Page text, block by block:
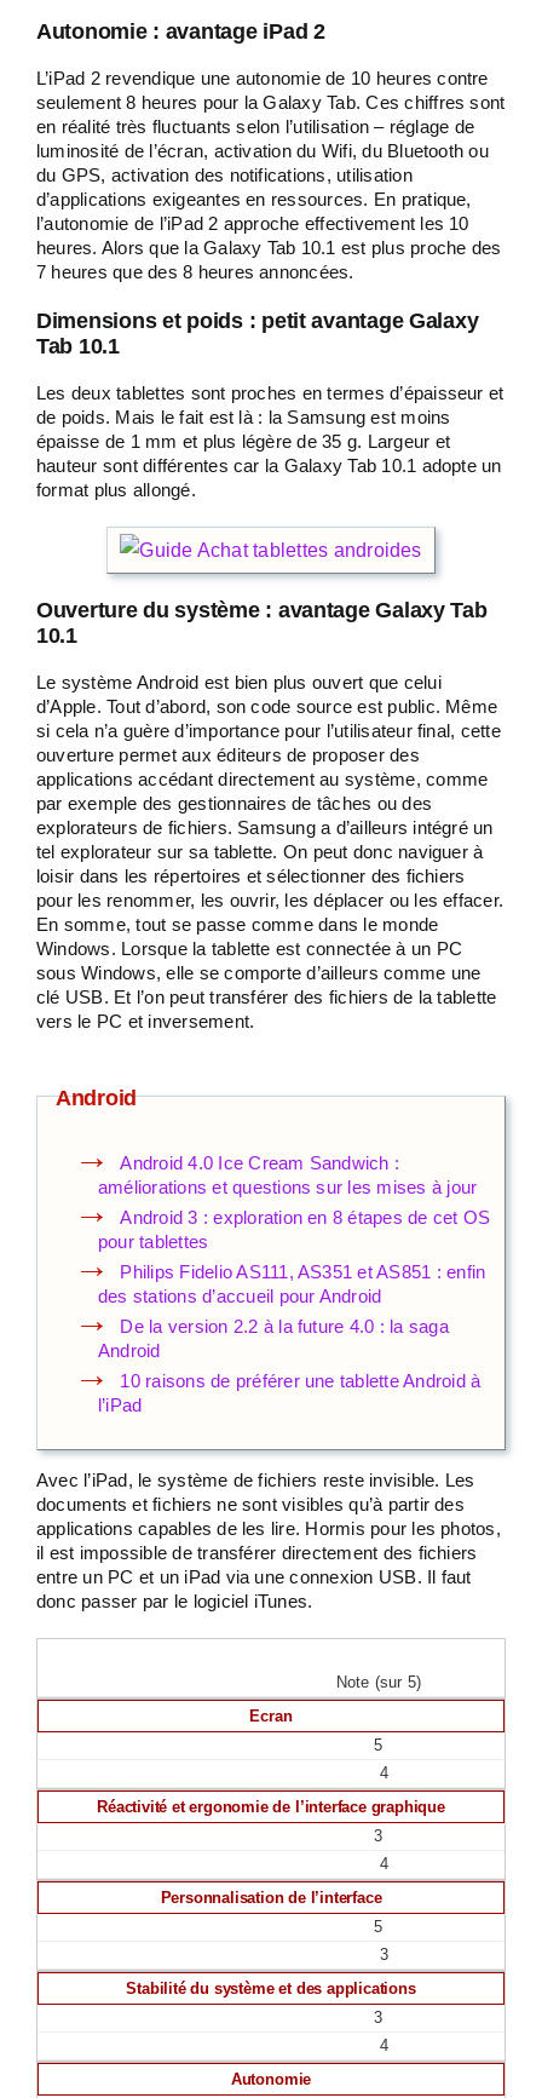
Autonomie : avantage iPad 2
L’iPad 2 revendique une autonomie de 10 heures contre
seulement 8 heures pour la Galaxy Tab. Ces chiffres sont
en réalité très fluctuants selon l’utilisation – réglage de
luminosité de l’écran, activation du Wifi, du Bluetooth ou
du GPS, activation des notifications, utilisation
d’applications exigeantes en ressources. En pratique,
l’autonomie de l’iPad 2 approche effectivement les 10
heures. Alors que la Galaxy Tab 10.1 est plus proche des
7 heures que des 8 heures annoncées.
Dimensions et poids : petit avantage Galaxy
Tab 10.1
Les deux tablettes sont proches en termes d’épaisseur et
de poids. Mais le fait est là : la Samsung est moins
épaisse de 1 mm et plus légère de 35 g. Largeur et
hauteur sont différentes car la Galaxy Tab 10.1 adopte un
format plus allongé.
Ouverture du système : avantage Galaxy Tab
10.1
Le système Android est bien plus ouvert que celui
d’Apple. Tout d’abord, son code source est public. Même
si cela n’a guère d’importance pour l’utilisateur final, cette
ouverture permet aux éditeurs de proposer des
applications accédant directement au système, comme
par exemple des gestionnaires de tâches ou des
explorateurs de fichiers. Samsung a d’ailleurs intégré un
tel explorateur sur sa tablette. On peut donc naviguer à
loisir dans les répertoires et sélectionner des fichiers
pour les renommer, les ouvrir, les déplacer ou les effacer.
En somme, tout se passe comme dans le monde
Windows. Lorsque la tablette est connectée à un PC
sous Windows, elle se comporte d’ailleurs comme une
clé USB. Et l’on peut transférer des fichiers de la tablette
vers le PC et inversement.
Android
Android 4.0 Ice Cream Sandwich :
améliorations et questions sur les mises à jour
Android 3 : exploration en 8 étapes de cet OS
pour tablettes
Philips Fidelio AS111, AS351 et AS851 : enfin
des stations d’accueil pour Android
De la version 2.2 à la future 4.0 : la saga
Android
10 raisons de préférer une tablette Android à
l’iPad
Avec l’iPad, le système de fichiers reste invisible. Les
documents et fichiers ne sont visibles qu’à partir des
applications capables de les lire. Hormis pour les photos,
il est impossible de transférer directement des fichiers
entre un PC et un iPad via une connexion USB. Il faut
donc passer par le logiciel iTunes.
Note (sur 5)
Ecran
5
4
Réactivité et ergonomie de l’interface graphique
3
4
Personnalisation de l’interface
5
3
Stabilité du système et des applications
3
4
Autonomie